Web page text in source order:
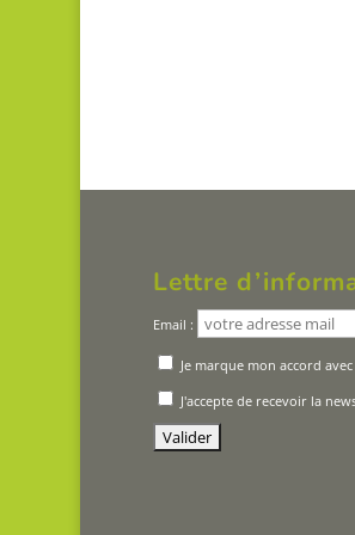
Lettre
Email :
Je marque mon accord
J'accepte de recevoir la